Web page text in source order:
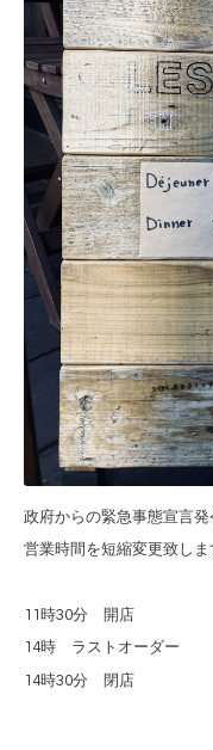
政府からの緊急事態宣言
営業時間を短縮変更致しま
11 時30分 開店
14時 ラストオーダー
14時30分 閉店